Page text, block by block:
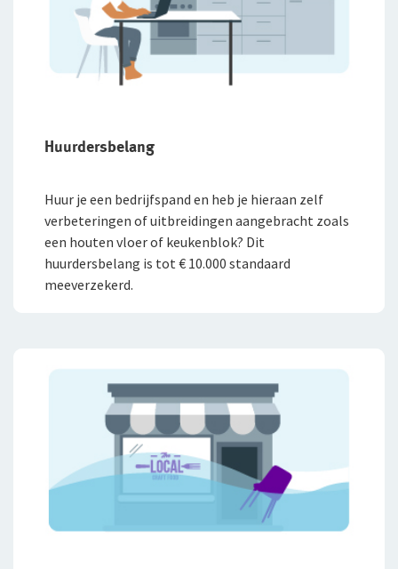
Huurdersbelang
Huur je een bedrijfspand en heb je hieraan zelf
verbeteringen of uitbreidingen aangebracht zoals
een houten vloer of keukenblok? Dit
huurdersbelang is tot € 10.000 standaard
meeverzekerd.